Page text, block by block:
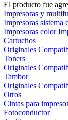
El producto fue
Impresoras y
Impresoras sistema
Impresoras color
Cartuchos
Originales
Toners
Originales
Tambor
Originales
Otros
Cintas para
Fotoconductor